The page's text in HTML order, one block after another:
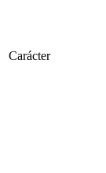
Carácter